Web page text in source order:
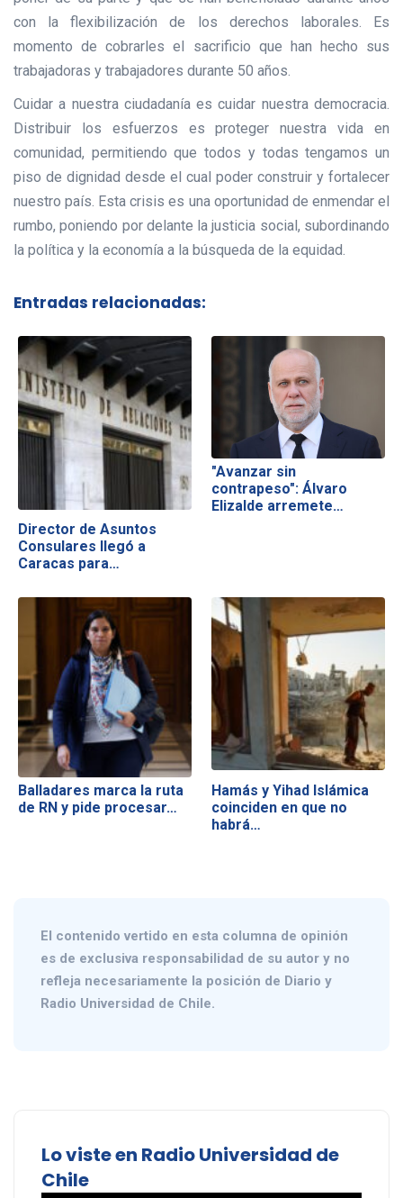
con la flexibilización de los derechos laborales. Es
momento de cobrarles el sacrificio que han hecho sus
trabajadoras y trabajadores durante 50 años.
Cuidar a nuestra ciudadanía es cuidar nuestra democracia.
Distribuir los esfuerzos es proteger nuestra vida en
comunidad, permitiendo que todos y todas tengamos un
piso de dignidad desde el cual poder construir y fortalecer
nuestro país. Esta crisis es una oportunidad de enmendar el
rumbo, poniendo por delante la justicia social, subordinando
la política y la economía a la búsqueda de la equidad.
Entradas relacionadas:
Director de Asuntos
Consulares llegó a
Caracas para…
"Avanzar sin
contrapeso": Álvaro
Elizalde arremete…
Balladares marca la ruta
de RN y pide procesar…
Hamás y Yihad Islámica
coinciden en que no
habrá…
El contenido vertido en esta columna de opinión
es de exclusiva responsabilidad de su autor y no
refleja necesariamente la posición de Diario y
Radio Universidad de Chile.
Lo viste en Radio Universidad de
Chile